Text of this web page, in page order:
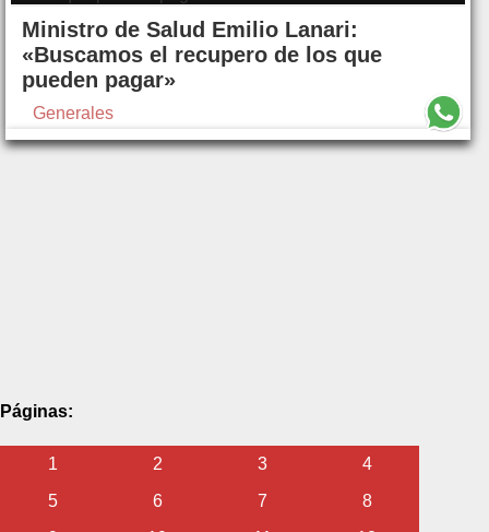
Ministro de Salud Emilio Lanari:
«Buscamos el recupero de los que
pueden pagar»
Generales
Páginas:
1 2 3
4
5
6 7
8